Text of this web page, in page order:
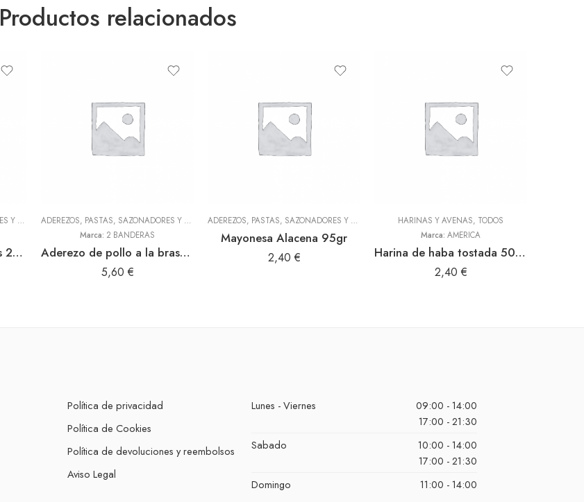
Productos relacionados
ADEREZOS, PASTAS, SAZONADORES Y CONDIMENTOS ,TODOS
Culantrito con espinacas 250gr Doy Pack (Sibarita)
ADEREZOS, PASTAS, SAZONADORES Y CONDIMENTOS ,TODOS
Marca: 2 BANDERAS
Aderezo de pollo a la brasa 300gr (2 Banderas)
5,60 €
ADEREZOS, PASTAS, SAZONADORES Y CONDIMENTOS ,TODOS
Mayonesa Alacena 95gr
2,40 €
HARINAS Y AVENAS, TODOS
Marca: AMERICA
Harina de haba tostada 500gr (America)
2,40 €
Política de privacidad
Política de Cookies
Política de devoluciones y reembolsos
Aviso Legal
Lunes - Viernes
09:00 - 14:00
17:00 - 21:30
Sabado
10:00 - 14:00
17:00 - 21:30
Domingo
11:00 - 14:00